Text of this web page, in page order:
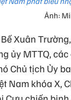
Ảnh:
Xuân
ủy MTTQ,
Chủ tịch Ủy
Nam khóa X,